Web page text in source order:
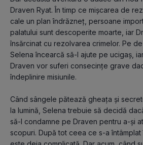
Draven Ryat. În timp ce mișcarea de
cale un plan îndrăzneț, persoane
palatului sunt descoperite moarte, iar
însărcinat cu rezolvarea crimelor. Pe de
Selena încearcă să-l ajute pe ucigaș,
Draven vor suferi consecințe grave
îndeplinire misiunile.
Când sângele pătează gheața și
la lumină, Selena trebuie să decidă
să-l condamne pe Draven pentru a-și
scopuri. După tot ceea ce s-a